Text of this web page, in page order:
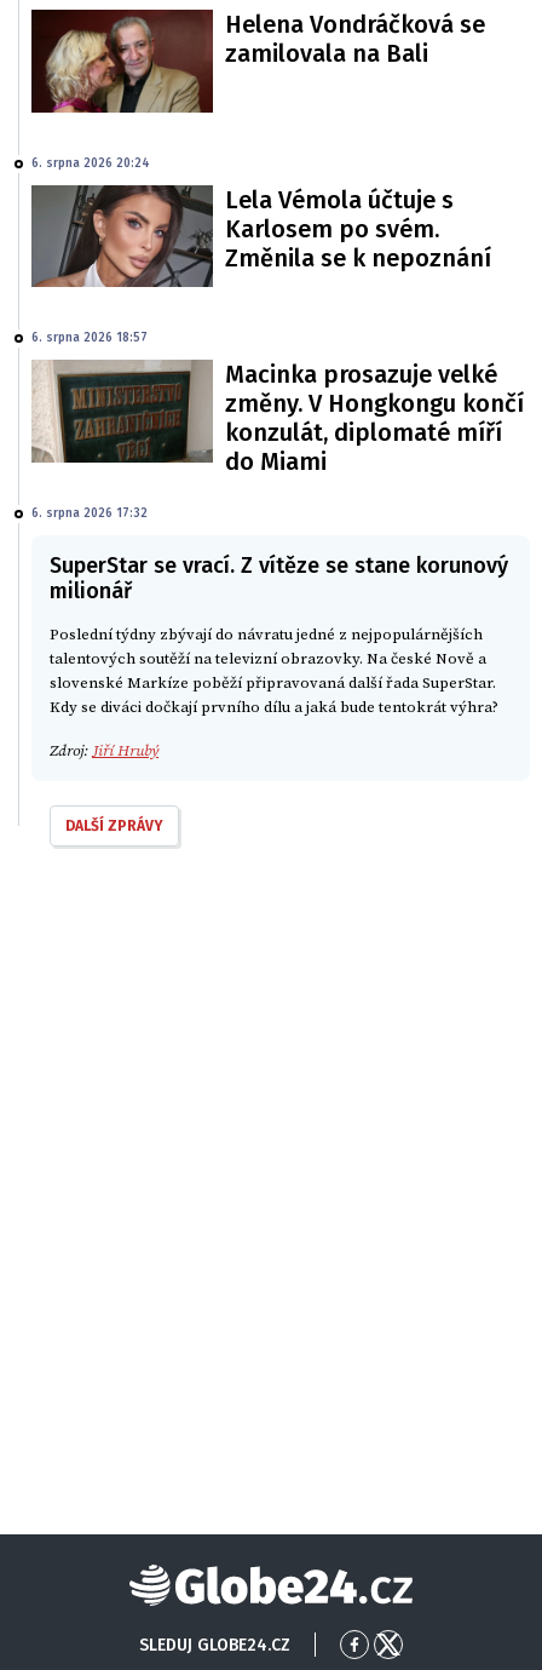
Helena Vondráčková se
zamilovala na Bali
6. srpna 2026 20:24
Lela Vémola účtuje s
Karlosem po svém.
Změnila se k nepoznání
6. srpna 2026 18:57
Macinka prosazuje velké
změny. V Hongkongu končí
konzulát, diplomaté míří
do Miami
6. srpna 2026 17:32
SuperStar se vrací. Z vítěze se stane korunový
milionář
Poslední týdny zbývají do návratu jedné z nejpopulárnějších
talentových soutěží na televizní obrazovky. Na české Nově a
slovenské Markíze poběží připravovaná další řada SuperStar.
Kdy se diváci dočkají prvního dílu a jaká bude tentokrát výhra?
Zdroj: Jiří Hrubý
DALŠÍ ZPRÁVY
Globe24
SLEDUJ GLOBE24.CZ
PřejítPřejít